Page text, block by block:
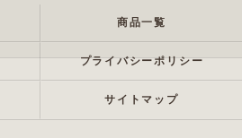
商品一覧
プライバシーポリシー
サイトマップ